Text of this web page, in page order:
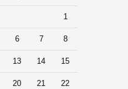
1
6 7 8
13 14 15
20 21 22